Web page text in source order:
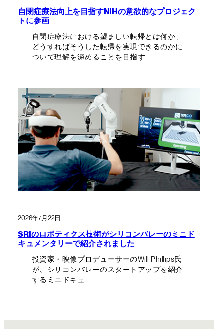
自閉症療法向上を目指すNIHの意欲的なプロジェク
トに参画
自閉症療法における望ましい転帰とは何か、
どうすればそうした転帰を実現できるのかに
ついて理解を深めることを目指す
2026年7月22日
SRIのロボティクス技術がシリコンバレーのミニド
キュメンタリーで紹介されました
投資家・映像プロデューサーのWill Phillips氏
が、シリコンバレーのスタートアップを紹介
するミニドキュ…